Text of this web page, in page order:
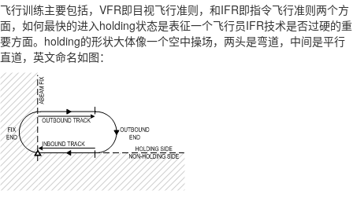
飞行训练主要包括，VFR即目视飞行准则，和IFR即指令飞行准则两个方
面，如何最快的进入holding状态是表征一个飞行员IFR技术是否过硬的重
要方面。holding的形状大体像一个空中操场，两头是弯道，中间是平行
直道，英文命名如图：